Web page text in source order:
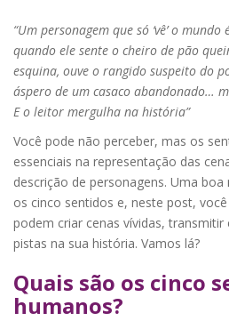
“Um personagem que só ‘vê’ o
quando ele sente o cheiro de pão
esquina, ouve o rangido suspeito do
áspero de um casaco abandonado…
E o leitor mergulha na história”
Você pode não perceber, mas os
essenciais na representação das
descrição de personagens. Uma
os cinco sentidos e, neste post,
podem criar cenas vívidas,
pistas na sua história. Vamos lá?
Quais são os cinco
humanos?